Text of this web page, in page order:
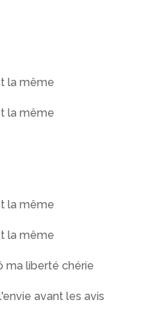
la même
la même
la même
la même
ma liberté chérie
avant les avis